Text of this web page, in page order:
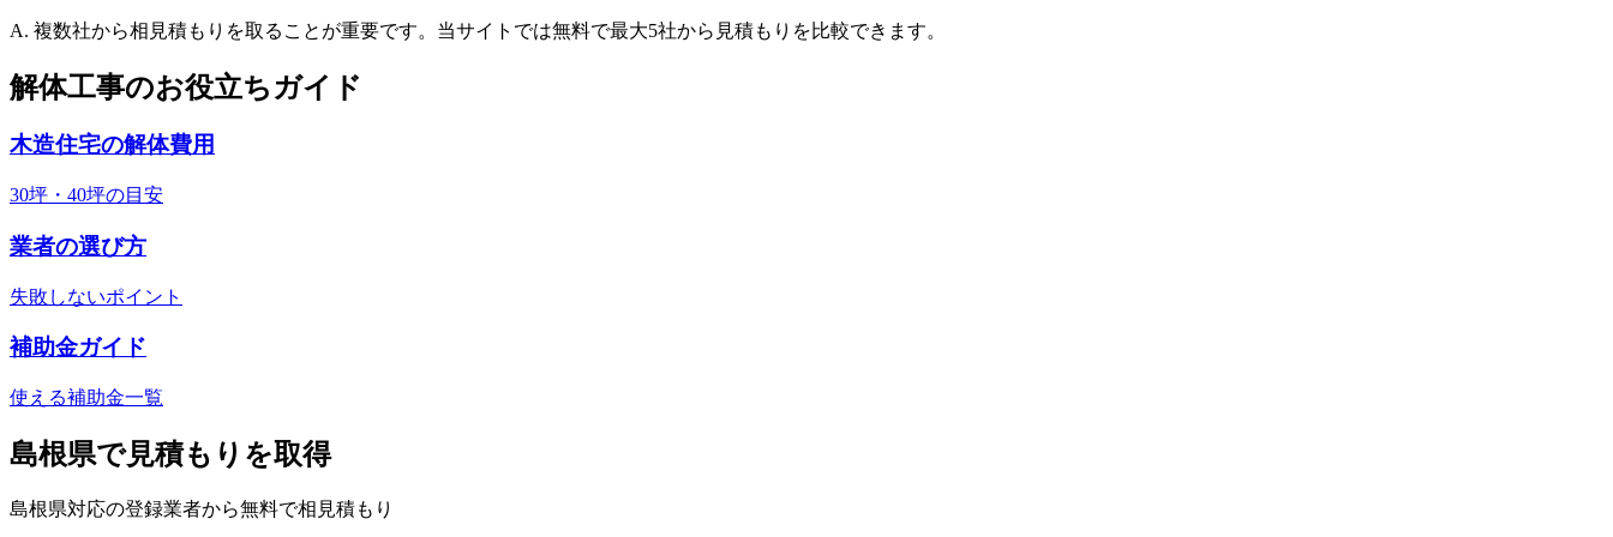
A. 複数社から相見積もりを取ることが重要です。当サイトでは無料で最大5社から見積もりを比較できます。
解体工事のお役立ちガイド
木造住宅の解体費用
30坪・40坪の目安
業者の選び方
失敗しないポイント
補助金ガイド
使える補助金一覧
島根県で見積もりを取得
島根県対応の登録業者から無料で相見積もり